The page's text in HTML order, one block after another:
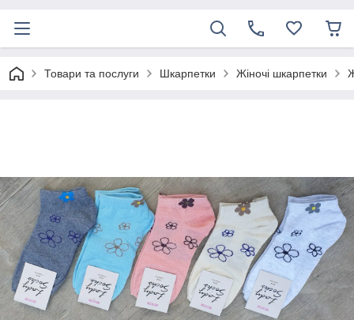
Товари та послуги Шкарпетки Жіночі шкарпетки